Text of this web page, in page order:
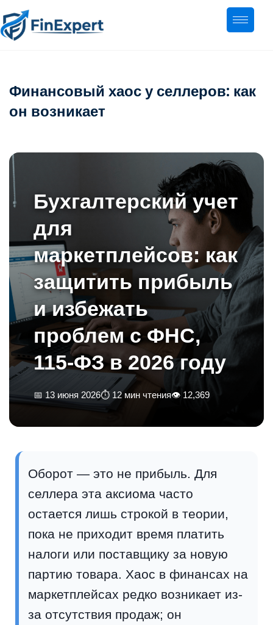
Финансовый хаос у селлеров: как
он возникает
Бухгалтерский учет
для
маркетплейсов: как
защитить прибыль
и избежать
проблем с ФНС,
115-ФЗ в 2026 году
📅 13 июня 2026⏱ 12 мин чтения👁 12,369
Оборот — это не прибыль. Для
селлера эта аксиома часто
остается лишь строкой в теории,
пока не приходит время платить
налоги или поставщику за новую
партию товара. Хаос в финансах на
маркетплейсах редко возникает из-
за отсутствия продаж; он